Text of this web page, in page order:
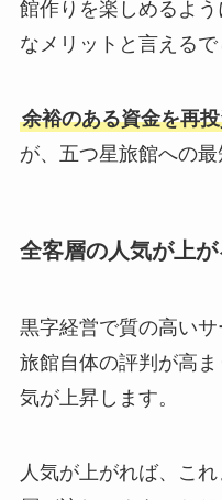
館作りを楽しめるよ
なメリットと言えるで
余裕のある資金を再
が、五つ星旅館への最
全客層の人気が上が
黒字経営で質の高いサ
旅館自体の評判が高
気が上昇します。
人気が上がれば、こ